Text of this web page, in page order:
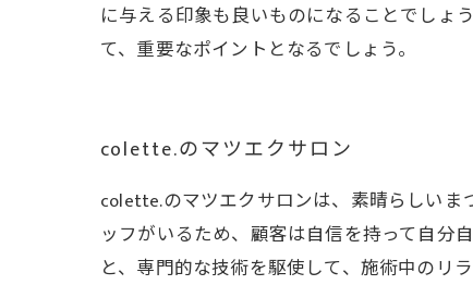
に与える印象も良いものになることでしょ
て、重要なポイントとなるでしょう。
colette.のマツエクサロン
colette.のマツエクサロンは、素晴らしい
ッフがいるため、顧客は自信を持って自分
と、専門的な技術を駆使して、施術中のリ